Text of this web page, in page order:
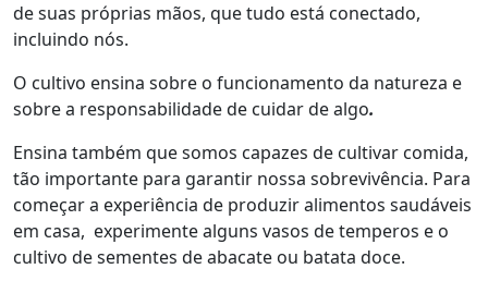
de suas próprias mãos, que tudo está conectado,
incluindo nós.
O cultivo ensina sobre o funcionamento da natureza e
sobre a responsabilidade de cuidar de algo.
Ensina também que somos capazes de cultivar comida,
tão importante para garantir nossa sobrevivência. Para
começar a experiência de produzir alimentos saudáveis
em casa, experimente alguns vasos de temperos e o
cultivo de sementes de abacate ou batata doce.